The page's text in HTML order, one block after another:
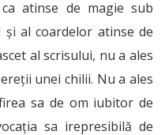
atinse de magie sub
al coardelor atinse de
al scrisului, nu a ales
unei chilii. Nu a ales
sa de om iubitor de
sa irepresibilă de